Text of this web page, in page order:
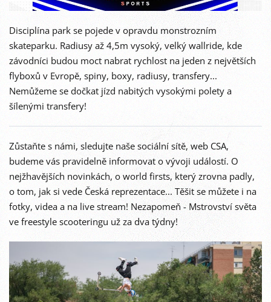
Disciplína park se pojede v opravdu monstrozním
skateparku. Radiusy až 4,5m vysoký, velký wallride, kde
závodníci budou moct nabrat rychlost na jeden z největších
flyboxů v Evropě, spiny, boxy, radiusy, transfery...
Nemůžeme se dočkat jízd nabitých vysokými polety a
šílenými transfery!
Zůstaňte s námi, sledujte naše sociální sítě, web CSA,
budeme vás pravidelně informovat o vývoji událostí. O
nejžhavějších novinkách, o world firsts, který zrovna padly,
o tom, jak si vede Česká reprezentace... Těšit se můžete i na
fotky, videa a na live stream! Nezapomeň - Mstrovství světa
ve freestyle scooteringu už za dva týdny!